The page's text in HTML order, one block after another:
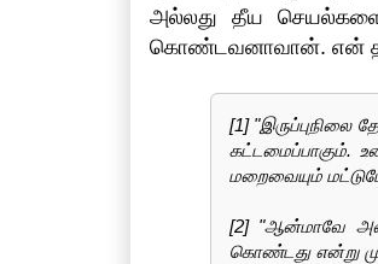
அல்லது தீய
கொண்டவனாவான். என்
[1] "இருப்புநிலை
கட்டமைப்பாகும்.
மறைவையும்
[2] "ஆன்மாவே
கொண்டது என்று